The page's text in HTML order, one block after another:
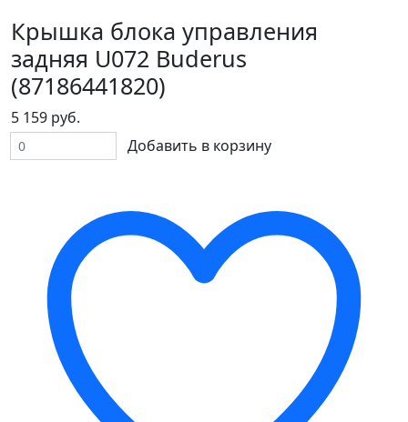
Крышка блока управления
задняя U072 Buderus
(87186441820)
5 159 руб.
Добавить в корзину